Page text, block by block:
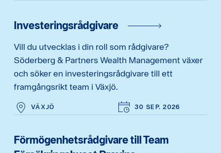
Investeringsrådgivare
Vill du utvecklas i din roll som rådgivare?
Söderberg & Partners Wealth Management växer
och söker en investeringsrådgivare till ett
framgångsrikt team i Växjö.
VÄXJÖ 30 SEP. 2026
Förmögenhetsrådgivare till Team